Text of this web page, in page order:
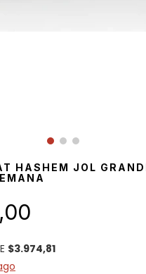
HASHEM JOL
$3.974,81